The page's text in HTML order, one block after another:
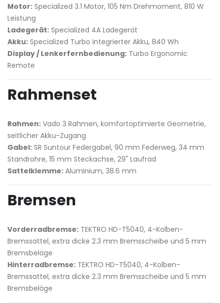
Motor: Specialized 3.1 Motor, 105 Nm Drehmoment, 810 W
Leistung
Ladegerät: Specialized 4A Ladegerät
Akku: Specialized Turbo integrierter Akku, 840 Wh
Display / Lenkerfernbedienung: Turbo Ergonomic
Remote
Rahmenset
Rahmen: Vado 3 Rahmen, komfortoptimierte Geometrie,
seitlicher Akku-Zugang
Gabel: SR Suntour Federgabel, 90 mm Federweg, 34 mm
Standrohre, 15 mm Steckachse, 29" Laufrad
Sattelklemme: Aluminium, 38.6 mm
Bremsen
Vorderradbremse: TEKTRO HD-T5040, 4-Kolben-
Bremssattel, extra dicke 2.3 mm Bremsscheibe und 5 mm
Bremsbeläge
Hinterradbremse: TEKTRO HD-T5040, 4-Kolben-
Bremssattel, extra dicke 2.3 mm Bremsscheibe und 5 mm
Bremsbeläge